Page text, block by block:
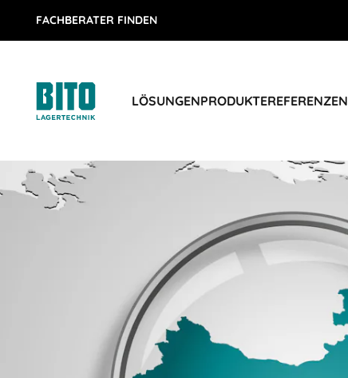
FACHBERATER FINDEN
LÖSUNGENPRODUKTEREFERENZEN